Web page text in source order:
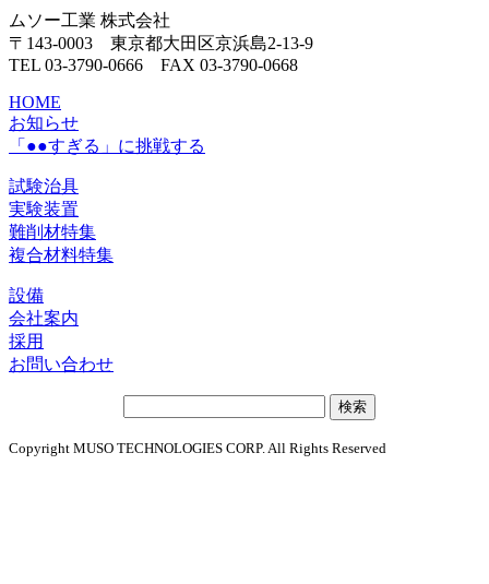
ムソー工業 株式会社
〒143-0003 東京都大田区京浜島2-13-9
TEL 03-3790-0666 FAX 03-3790-0668
HOME
お知らせ
「●●すぎる」に挑戦する
試験治具
実験装置
難削材特集
複合材料特集
設備
会社案内
採用
お問い合わせ
ト
Copyright MUSO TECHNOLOGIES CORP. All Rights Reserved